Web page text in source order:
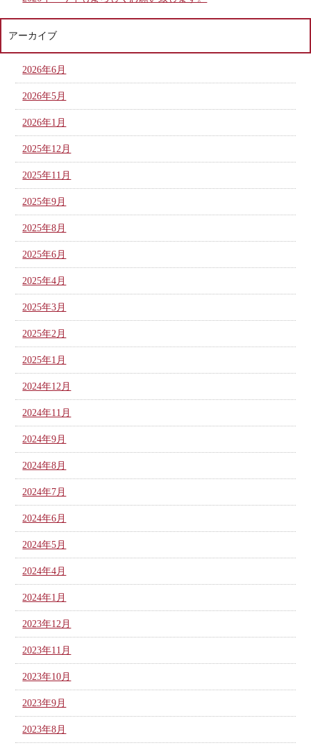
アーカイブ
2026年6月
2026年5月
2026年1月
2025年12月
2025年11月
2025年9月
2025年8月
2025年6月
2025年4月
2025年3月
2025年2月
2025年1月
2024年12月
2024年11月
2024年9月
2024年8月
2024年7月
2024年6月
2024年5月
2024年4月
2024年1月
2023年12月
2023年11月
2023年10月
2023年9月
2023年8月